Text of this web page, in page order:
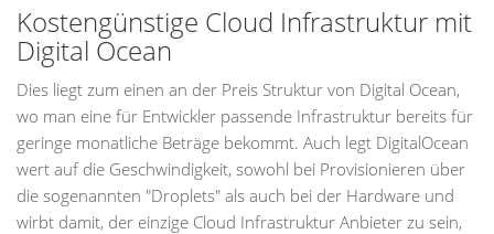
Kostengünstige Cloud Infrastruktur mit
Digital Ocean
Dies liegt zum einen an der Preis Struktur von Digital Ocean,
wo man eine für Entwickler passende Infrastruktur bereits für
geringe monatliche Beträge bekommt. Auch legt DigitalOcean
wert auf die Geschwindigkeit, sowohl bei Provisionieren über
die sogenannten "Droplets" als auch bei der Hardware und
wirbt damit, der einzige Cloud Infrastruktur Anbieter zu sein,